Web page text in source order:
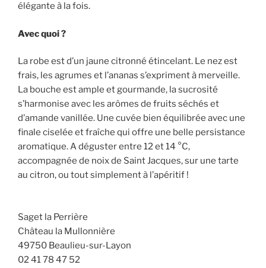
élégante à la fois.
Avec quoi ?
La robe est d’un jaune citronné étincelant. Le nez est
frais, les agrumes et l’ananas s’expriment à merveille.
La bouche est ample et gourmande, la sucrosité
s’harmonise avec les arômes de fruits séchés et
d’amande vanillée. Une cuvée bien équilibrée avec une
finale ciselée et fraîche qui offre une belle persistance
aromatique. A déguster entre 12 et 14 °C,
accompagnée de noix de Saint Jacques, sur une tarte
au citron, ou tout simplement à l’apéritif !
Saget la Perrière
Château la Mullonnière
49750 Beaulieu-sur-Layon
02 41 78 47 52